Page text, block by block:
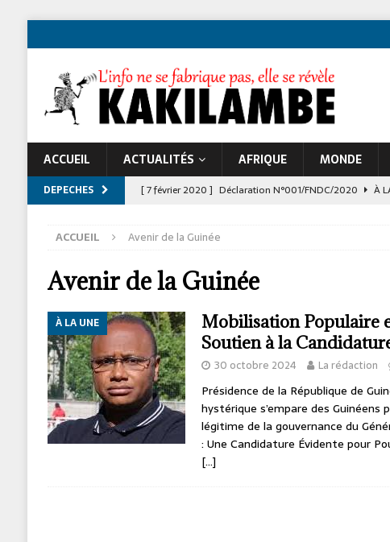
ACCUEIL ACTUALITÉS AFRIQUE MONDE
DEPECHES [ 7 février 2020 ] Déclaration N°001/FNDC/2020
À
À LA UNE
ACCUEIL Avenir de la Guinée
Avenir de la Guinée
À LA UNE
Mobilisation Populaire
Soutien à la
30 octobre 2024 La rédaction
Présidence de la République de
hystérique s’empare des
légitime de la gouvernance du
: Une Candidature Évidente pour
[…]